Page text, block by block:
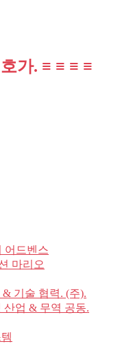
가. ≡ ≡ ≡ ≡
어드벤스
마리오
기술 협력. (주).
산업 & 무역 공동.